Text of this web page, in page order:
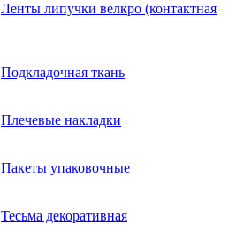
Ленты липучки велкро (контактная
Подкладочная ткань
Плечевые накладки
Пакеты упаковочные
Тесьма декоративная